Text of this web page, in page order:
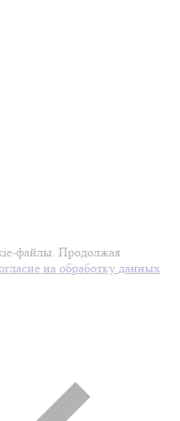
файлы. Продолжая
на обработку данных .